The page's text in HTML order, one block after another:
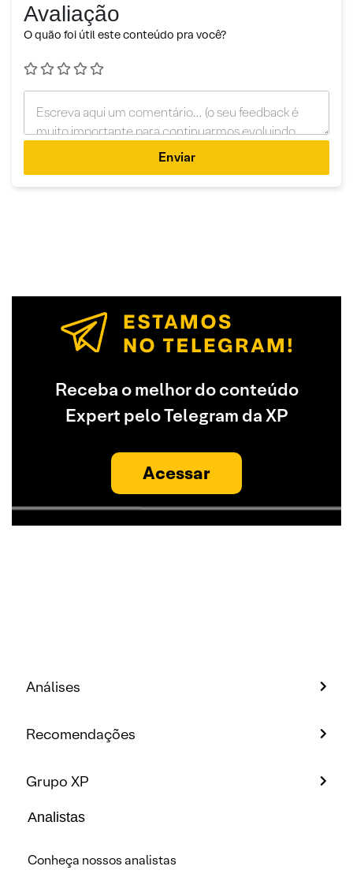
Avaliação
O quão foi útil este conteúdo pra você?
Enviar
Receba o melhor do conteúdo
Expert pelo Telegram da XP
Acessar
Análises
Recomendações
Grupo XP
Analistas
Conheça nossos analistas